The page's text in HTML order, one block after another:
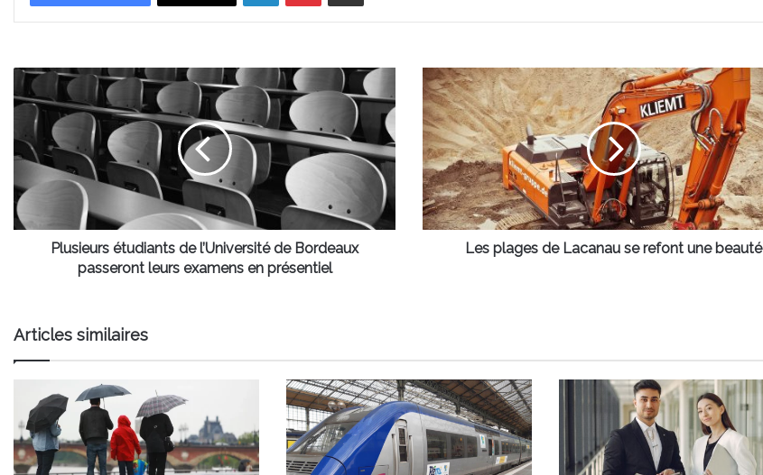
Plusieurs
étudiants
l’Université
Bordeaux
passeront
leurs
examens
Plusieurs étudiants de l’Université de Bordeaux
passeront leurs examens en présentiel
Les
plages
de
Lacanau
se
refont
une
beauté
Les plages de Lacanau se refont une beauté
Articles similaires